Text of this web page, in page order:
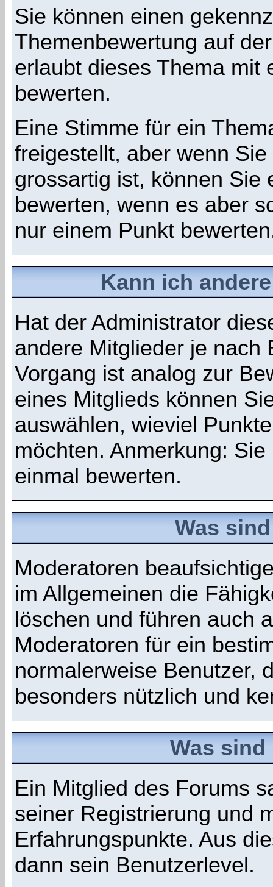
Sie können einen
Themenbewertung auf
erlaubt dieses Thema mit
bewerten.
Eine Stimme für ein
freigestellt, aber wenn
grossartig ist, können Sie
bewerten, wenn es aber
nur einem Punkt
Kann ich
Hat der Administrator
andere Mitglieder je nach
Vorgang ist analog zur
eines Mitglieds können
auswählen, wieviel
möchten. Anmerkung:
einmal bewerten.
Was
Moderatoren
im Allgemeinen die
löschen und führen auch
Moderatoren für ein
normalerweise Benutzer,
besonders nützlich und
Was
Ein Mitglied des Forums
seiner Registrierung und
Erfahrungspunkte. Aus
dann sein Benutzerlevel.